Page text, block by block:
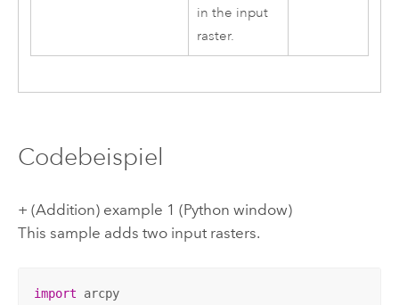
in the input
raster.
Codebeispiel
+ (Addition) example 1 (Python window)
This sample adds two input rasters.
import
arcpy